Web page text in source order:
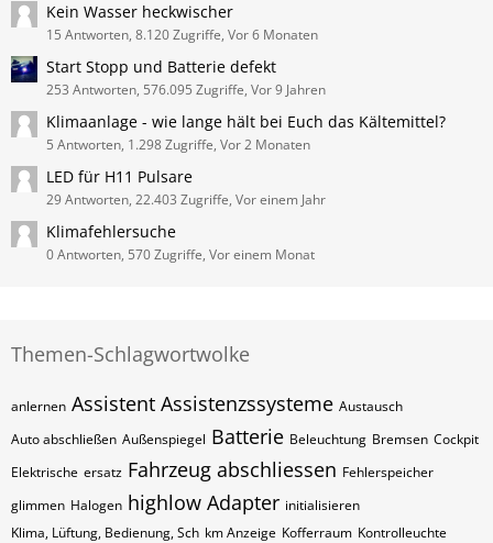
Kein Wasser heckwischer
15 Antworten, 8.120 Zugriffe, Vor 6 Monaten
Start Stopp und Batterie defekt
253 Antworten, 576.095 Zugriffe, Vor 9 Jahren
Klimaanlage - wie lange hält bei Euch das Kältemittel?
5 Antworten, 1.298 Zugriffe, Vor 2 Monaten
LED für H11 Pulsare
29 Antworten, 22.403 Zugriffe, Vor einem Jahr
Klimafehlersuche
0 Antworten, 570 Zugriffe, Vor einem Monat
Themen-Schlagwortwolke
anlernen Assistent Assistenzssysteme Austausch
Auto abschließen Außenspiegel Batterie Beleuchtung Bremsen Cockpit
Elektrische ersatz Fahrzeug abschliessen Fehlerspeicher
glimmen Halogen highlow Adapter initialisieren
Klima, Lüftung, Bedienung, Sch km Anzeige Kofferraum Kontrolleuchte